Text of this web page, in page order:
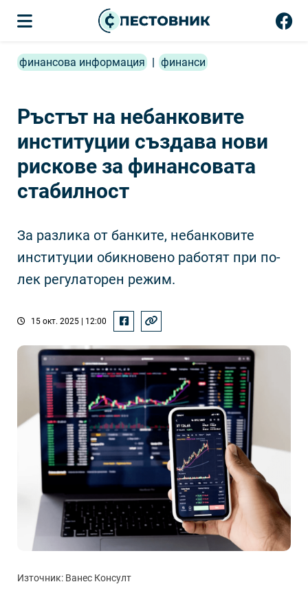
финансова информация | финанси
Ръстът на небанковите
институции създава нови
рискове за финансовата
стабилност
За разлика от банките, небанковите
институции обикновено работят при по-
лек регулаторен режим.
15 окт. 2025 | 12:00
Източник: Ванес Консулт